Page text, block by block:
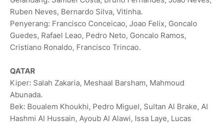
Ruben Neves, Bernardo Silva, Vitinha.
Penyerang: Francisco Conceicao, Joao Felix, Goncalo
Guedes, Rafael Leao, Pedro Neto, Goncalo Ramos,
Cristiano Ronaldo, Francisco Trincao.
QATAR
Kiper: Salah Zakaria, Meshaal Barsham, Mahmoud
Abunada.
Bek: Boualem Khoukhi, Pedro Miguel, Sultan Al Brake, Al
Hashmi Al Hussain, Ayoub Al Alawi, Issa Laye, Lucas